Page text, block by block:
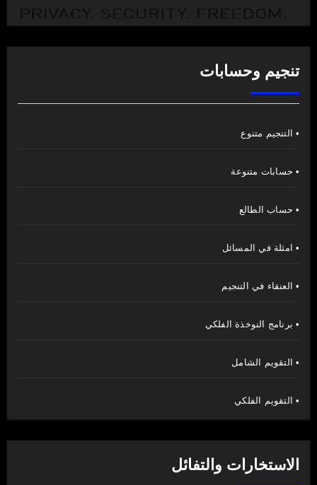
تنجيم وحسابات
• التنجيم متنوع
• حسابات متنوعة
• حساب الطالع
• امثلة في المسائل
• العنقاء في التنجيم
• برنامج النوخذة الفلكي
• التقويم الشامل
• التقويم الفلكي
الاستخارات والتفائل